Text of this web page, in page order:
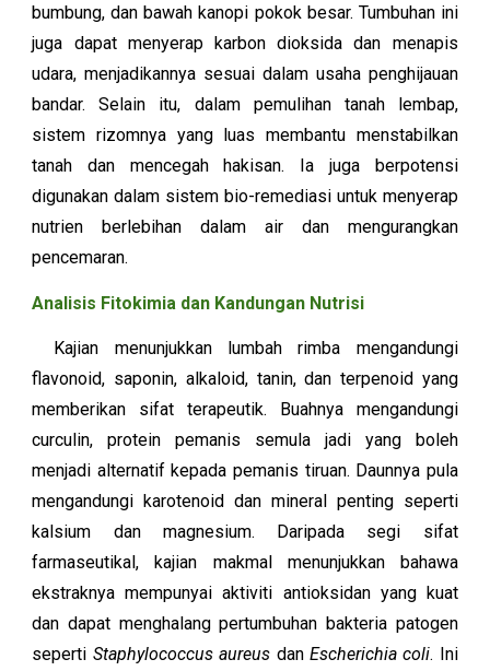
bumbung, dan bawah kanopi pokok besar. Tumbuhan ini
juga dapat menyerap karbon dioksida dan menapis
udara, menjadikannya sesuai dalam usaha penghijauan
bandar. Selain itu, dalam pemulihan tanah lembap,
sistem rizomnya yang luas membantu menstabilkan
tanah dan mencegah hakisan. Ia juga berpotensi
digunakan dalam sistem bio-remediasi untuk menyerap
nutrien berlebihan dalam air dan mengurangkan
pencemaran.
Analisis Fitokimia dan Kandungan Nutrisi
Kajian menunjukkan lumbah rimba mengandungi
flavonoid, saponin, alkaloid, tanin, dan terpenoid yang
memberikan sifat terapeutik. Buahnya mengandungi
curculin, protein pemanis semula jadi yang boleh
menjadi alternatif kepada pemanis tiruan. Daunnya pula
mengandungi karotenoid dan mineral penting seperti
kalsium dan magnesium. Daripada segi sifat
farmaseutikal, kajian makmal menunjukkan bahawa
ekstraknya mempunyai aktiviti antioksidan yang kuat
dan dapat menghalang pertumbuhan bakteria patogen
seperti Staphylococcus aureus dan Escherichia coli. Ini